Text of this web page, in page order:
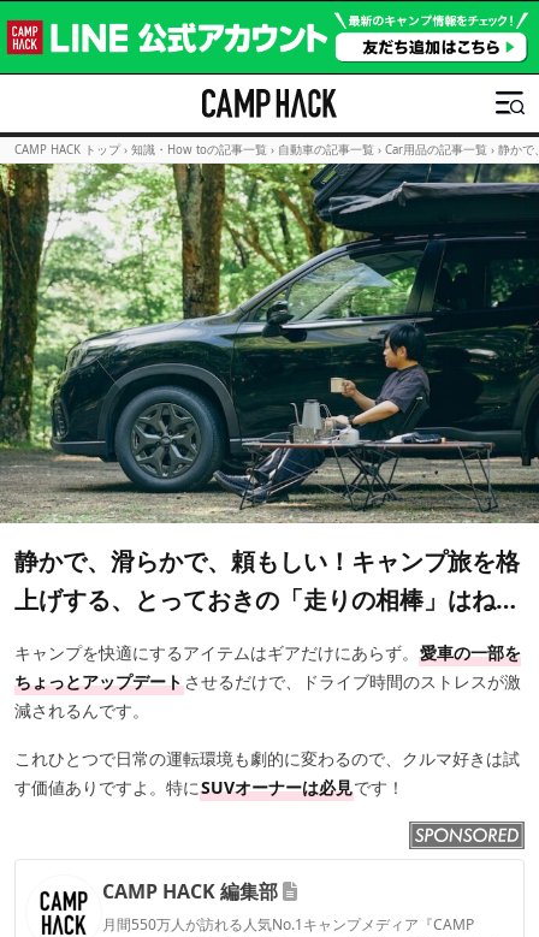
CAMP HACK トップ › 知識・How toの記事一覧 › 自動車の記事一覧 › Car用品の記事一覧 › 静かで
静かで、滑らかで、頼もしい！キャンプ旅を格
上げする、とっておきの「走りの相棒」はね…
キャンプを快適にするアイテムはギアだけにあらず。 愛車の一部を
ちょっとアップデートさせるだけで、ドライブ時間のストレスが激
減されるんです。
これひとつで日常の運転環境も劇的に変わるので、クルマ好きは試
す価値ありですよ。特にSUVオーナーは必見です！
CAMP HACK 編集部
月間550万人が訪れる人気No.1キャンプメディア『CAMP